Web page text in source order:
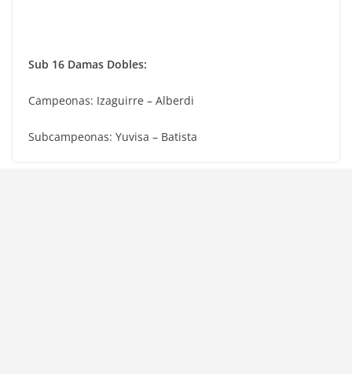
Sub 16 Damas Dobles:
Campeonas: Izaguirre – Alberdi
Subcampeonas: Yuvisa – Batista